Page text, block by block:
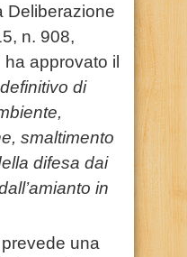
Deliberazione
n. 908,
ha approvato il
di
smaltimento
difesa dai
in
una